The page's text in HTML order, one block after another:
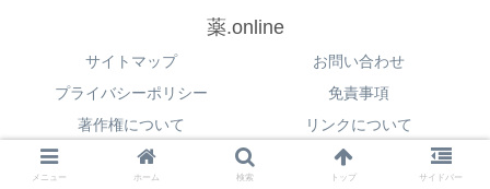
薬.online
サイトマップ
お問い合わせ
プライバシーポリシー
免責事項
著作権について
リンクについて
© 2021 薬.online.
メニュー ホーム 検索 トップ サイドバー